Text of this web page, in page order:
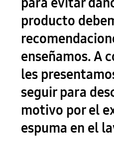
producto
enseñamos. A
les
seguir para
motivo por el
espuma en el